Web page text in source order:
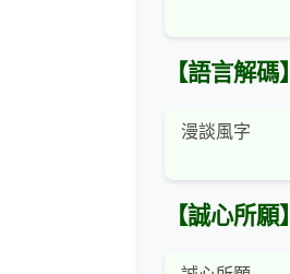
【語言解碼】
漫談風字
【誠心所願】